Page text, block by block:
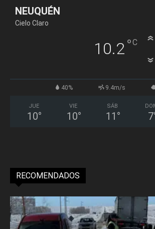
NEUQUÉN
Cielo Claro
10.2°C
40% 9.4m/s
JUE
10°
VIE
10°
SÁB
11 ° 7
RECOMENDADOS